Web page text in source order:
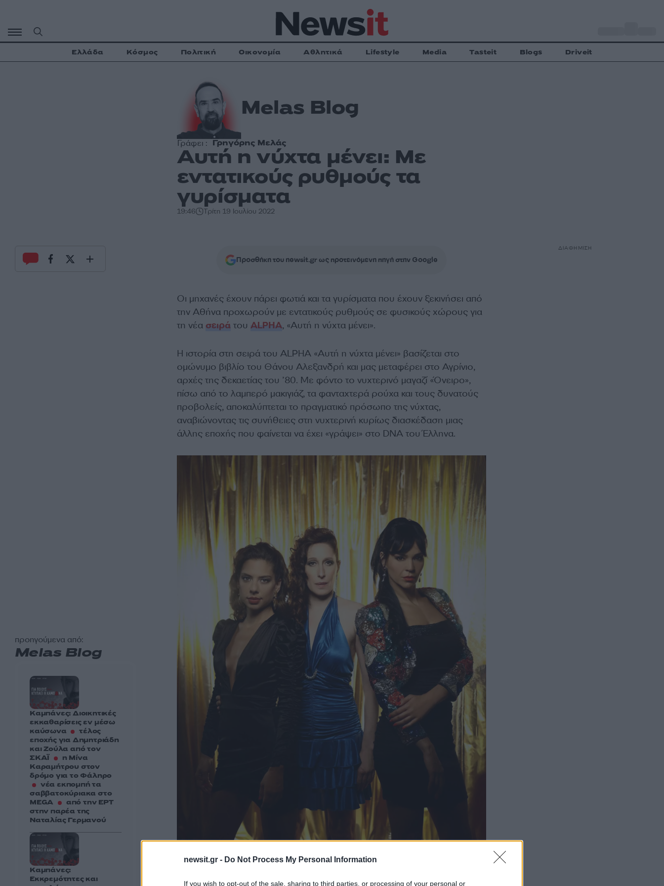
newsit.gr - Do Not Process My Personal Information
If you wish to opt-out of the sale, sharing to third parties, or processing of your personal or
περιεχόμενο
Ελλάδα Κόσμος Πολιτική Οικονομία Αθλητικά Lifestyle Media Tasteit Blogs Driveit
Melas Blog
Γράφει : Γρηγόρης Μελάς
Αυτή η νύχτα μένει: Με
εντατικούς ρυθμούς τα
γυρίσματα
19:46 Τρίτη 19 Ιουλίου 2022
Προσθήκη του newsit.gr ως προτεινόμενη πηγή στην Google
Οι μηχανές έχουν πάρει φωτιά και τα γυρίσματα που έχουν ξεκινήσει από
την Αθήνα προχωρούν με εντατικούς ρυθμούς σε φυσικούς χώρους για
τη νέα σειρά του ALPHA, «Αυτή η νύχτα μένει».
Η ιστορία στη σειρά του ALPHA «Αυτή η νύχτα μένει» βασίζεται στο
ομώνυμο βιβλίο του Θάνου Αλεξανδρή και μας μεταφέρει στο Αγρίνιο,
αρχές της δεκαετίας του ’80. Με φόντο το νυχτερινό μαγαζί «Όνειρο»,
πίσω από το λαμπερό μακιγιάζ, τα φανταχτερά ρούχα και τους δυνατούς
προβολείς, αποκαλύπτεται το πραγματικό πρόσωπο της νύχτας,
αναβιώνοντας τις συνήθειες στη νυχτερινή κυρίως διασκέδαση μιας
άλλης εποχής που φαίνεται να έχει «γράψει» στο DNA του Έλληνα.
προηγούμενα από:
Melas Blog
Καμπάνες: Διοικητικές
εκκαθαρίσεις εν μέσω
καύσωνα
τέλος
εποχής για Δημητριάδη
και Ζούλα από τον
ΣΚΑΪ
η Μίνα
Καραμήτρου στον
δρόμο για το Φάληρο
νέα εκπομπή τα
σαββατοκύριακα στο
MEGA
από την ΕΡΤ
στην παρέα της
Ναταλίας Γερμανού
Καμπάνες:
Εκκρεμότητες και
ΔΙΑΦΗΜΙΣΗ